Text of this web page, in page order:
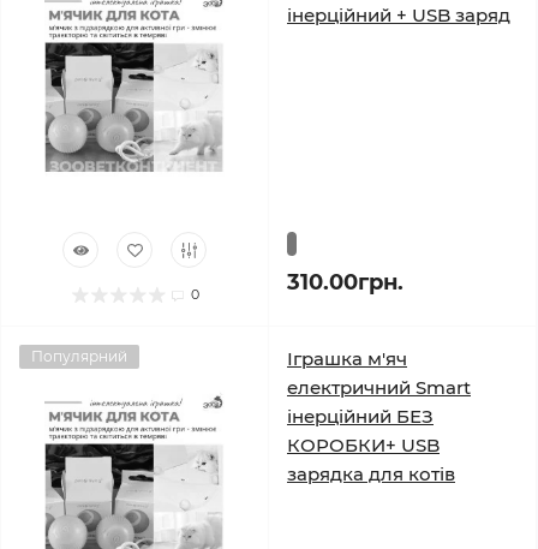
0
інерційний + USB заряд
310.00грн.
Популярний
Іграшка м'яч
електричний Smart
інерційний БЕЗ
КОРОБКИ+ USB
зарядка для котів